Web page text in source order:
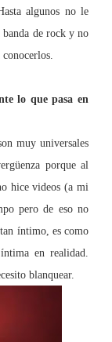
algunos no le
banda de rock y no
lo que pasa en
muy universales
porque al
hice videos (a mi
pero de eso no
íntimo, es como
en realidad.
blanquear.